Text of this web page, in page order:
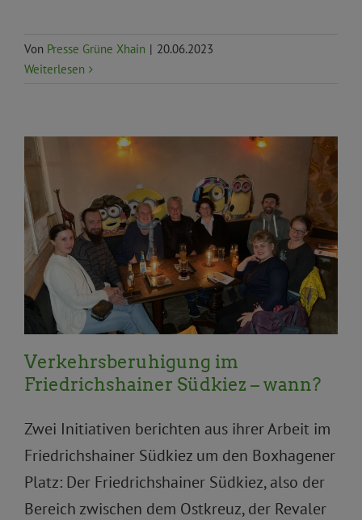
Von Presse Grüne Xhain | 20.06.2023
Weiterlesen
Allgemein Verkehr und Mobilität
Verkehrsberuhigung im
Friedrichshainer Südkiez – wann?
Zwei Initiativen berichten aus ihrer Arbeit im
Friedrichshainer Südkiez um den Boxhagener
Platz: Der Friedrichshainer Südkiez, also der
Bereich zwischen dem Ostkreuz, der Revaler